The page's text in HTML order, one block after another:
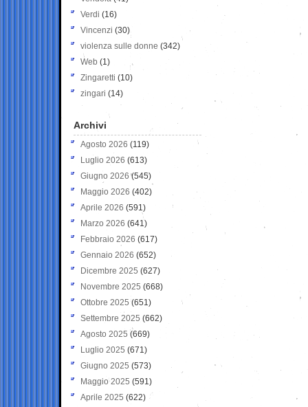
Verdi (16)
Vincenzi (30)
violenza sulle donne (342)
Web (1)
Zingaretti (10)
zingari (14)
Archivi
Agosto 2026 (119)
Luglio 2026 (613)
Giugno 2026 (545)
Maggio 2026 (402)
Aprile 2026 (591)
Marzo 2026 (641)
Febbraio 2026 (617)
Gennaio 2026 (652)
Dicembre 2025 (627)
Novembre 2025 (668)
Ottobre 2025 (651)
Settembre 2025 (662)
Agosto 2025 (669)
Luglio 2025 (671)
Giugno 2025 (573)
Maggio 2025 (591)
Aprile 2025 (622)